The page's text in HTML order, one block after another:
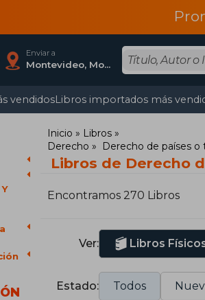
Enviar a
Montevideo, Montevideo
vendidosLibros importados más
Inicio
Libros
Derecho
Derecho de países
Libros de Derecho
Encontramos 270 Libros
Ver: Libros
Estado: Todos